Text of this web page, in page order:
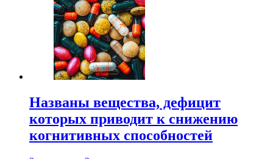
Названы вещества, дефицит
которых приводит к снижению
когнитивных способностей